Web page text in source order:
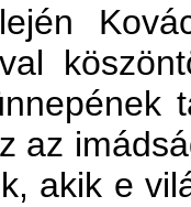
az
akik e